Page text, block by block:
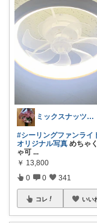
ミックスナッツ💎ご経由購入感謝です🌟
#シーリングファンライ
オリジナル写真 めちゃ
ゃ可 ...
￥ 13,800
0 0 341
コレ いい